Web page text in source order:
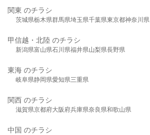
関東 のチラシ
茨城県栃木県群馬県埼玉県千葉県東京都神奈川県
甲信越・北陸 のチラシ
新潟県富山県石川県福井県山梨県長野県
東海 のチラシ
岐阜県静岡県愛知県三重県
関西 のチラシ
滋賀県京都府大阪府兵庫県奈良県和歌山県
中国 のチラシ